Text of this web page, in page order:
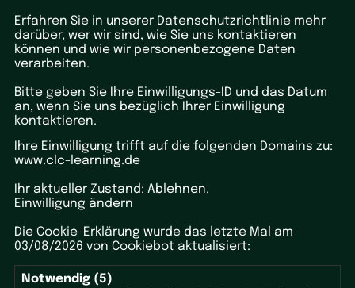
Erfahren Sie in unserer Datenschutzrichtlinie mehr
darüber, wer wir sind, wie Sie uns kontaktieren
können und wie wir personenbezogene Daten
verarbeiten.
Bitte geben Sie Ihre Einwilligungs-ID und das Datum
an, wenn Sie uns bezüglich Ihrer Einwilligung
kontaktieren.
Ihre Einwilligung trifft auf die folgenden Domains zu:
www.clc-learning.de
Ihr aktueller Zustand: Ablehnen.
Einwilligung ändern
Die Cookie-Erklärung wurde das letzte Mal am
03/08/2026 vonCookiebot aktualisiert:
Notwendig (5)